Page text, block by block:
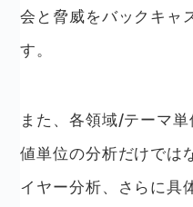
会と脅威をバックキャ
す。
また、各領域/テーマ
値単位の分析だけでは
イヤー分析、さらに具